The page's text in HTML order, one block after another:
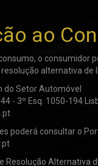
ao
o consumidor
alternativa de
do Setor Automóvel
- 3º Esq. 1050-194
poderá consultar o
Resolução Alternativa